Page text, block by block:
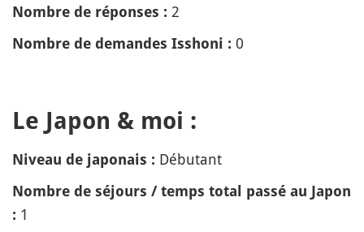
Nombre de réponses : 2
Nombre de demandes Isshoni : 0
Le Japon & moi :
Niveau de japonais : Débutant
Nombre de séjours / temps total passé au Japon
: 1